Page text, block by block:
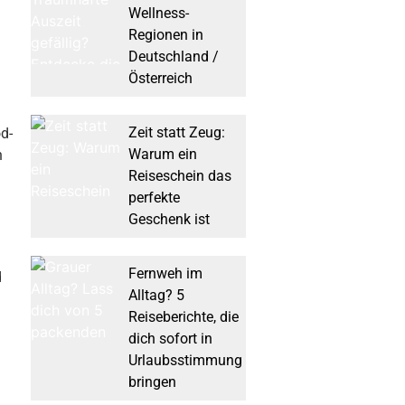
Wellness-
Regionen in
Deutschland /
Österreich
Zeit statt Zeug:
Warum ein
Reiseschein das
perfekte
Geschenk ist
Fernweh im
Alltag? 5
Reiseberichte, die
dich sofort in
Urlaubsstimmung
bringen